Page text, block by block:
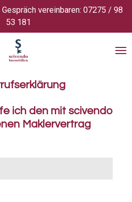
vereinbaren: 07275 / 98
53 181
ich den mit scivendo
Maklervertrag